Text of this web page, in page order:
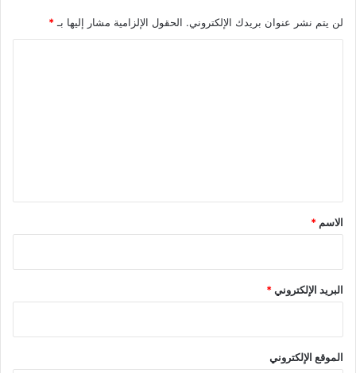
لن يتم نشر عنوان بريدك الإلكتروني. الحقول الإلزامية مشار إليها بـ *
*
الاسم *
البريد الإلكتروني*
الموقع الإلكتروني